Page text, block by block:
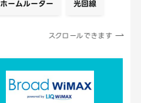
ホームルーター 光回線
スクロールできます